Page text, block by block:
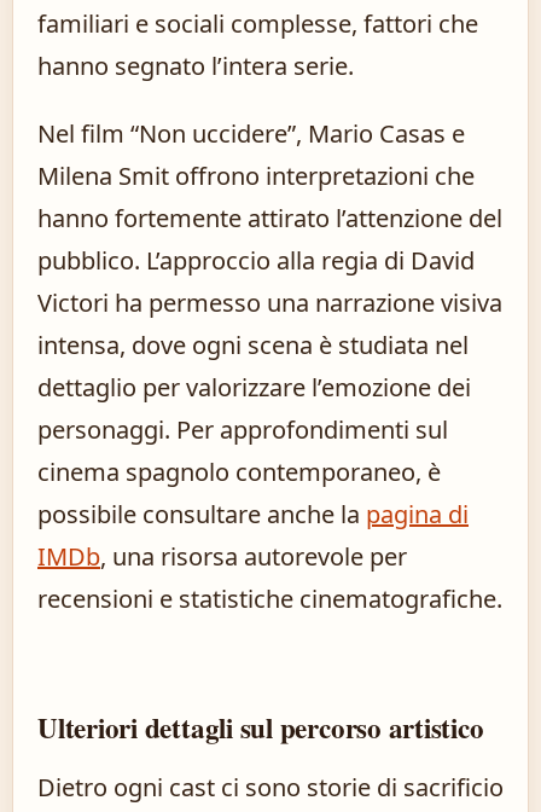
familiari e sociali complesse, fattori che
hanno segnato l’intera serie.
Nel film “Non uccidere”, Mario Casas e
Milena Smit offrono interpretazioni che
hanno fortemente attirato l’attenzione del
pubblico. L’approccio alla regia di David
Victori ha permesso una narrazione visiva
intensa, dove ogni scena è studiata nel
dettaglio per valorizzare l’emozione dei
personaggi. Per approfondimenti sul
cinema spagnolo contemporaneo, è
possibile consultare anche la pagina di
IMDb, una risorsa autorevole per
recensioni e statistiche cinematografiche.
Ulteriori dettagli sul percorso artistico
Dietro ogni cast ci sono storie di sacrificio